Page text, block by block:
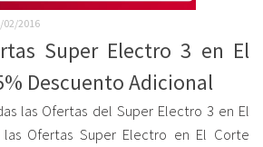
02/2016
Super Electro 3 en El
Descuento Adicional
las Ofertas del Super Electro 3 en El
las Ofertas Super Electro en El Corte